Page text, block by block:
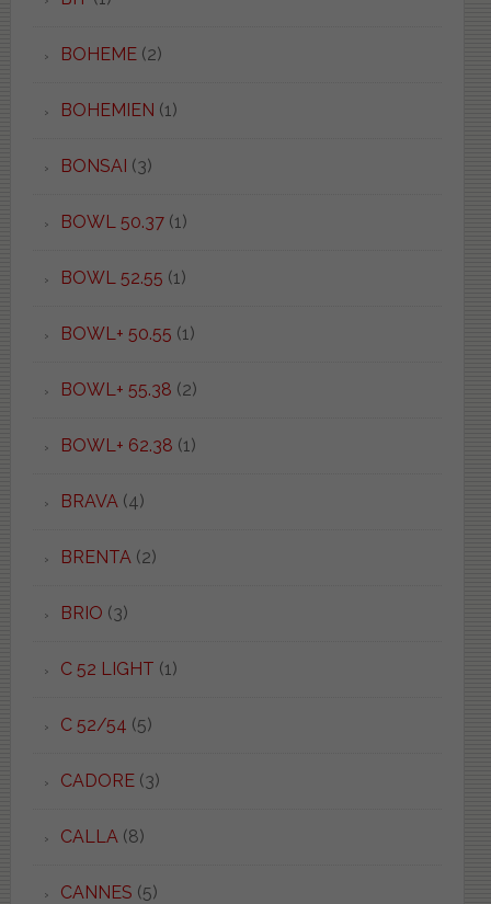
BOHEME(2)
BOHEMIEN (1)
BONSAI (3)
BOWL 50.37(1)
BOWL 52.55 (1)
BOWL+ 50.55 (1)
BOWL+ 55.38 (2)
BOWL+ 62.38 (1)
BRAVA (4)
BRENTA (2)
BRIO (3)
C 52 LIGHT (1)
C 52/54 (5)
CADORE(3)
CALLA (8)
CANNES (5)